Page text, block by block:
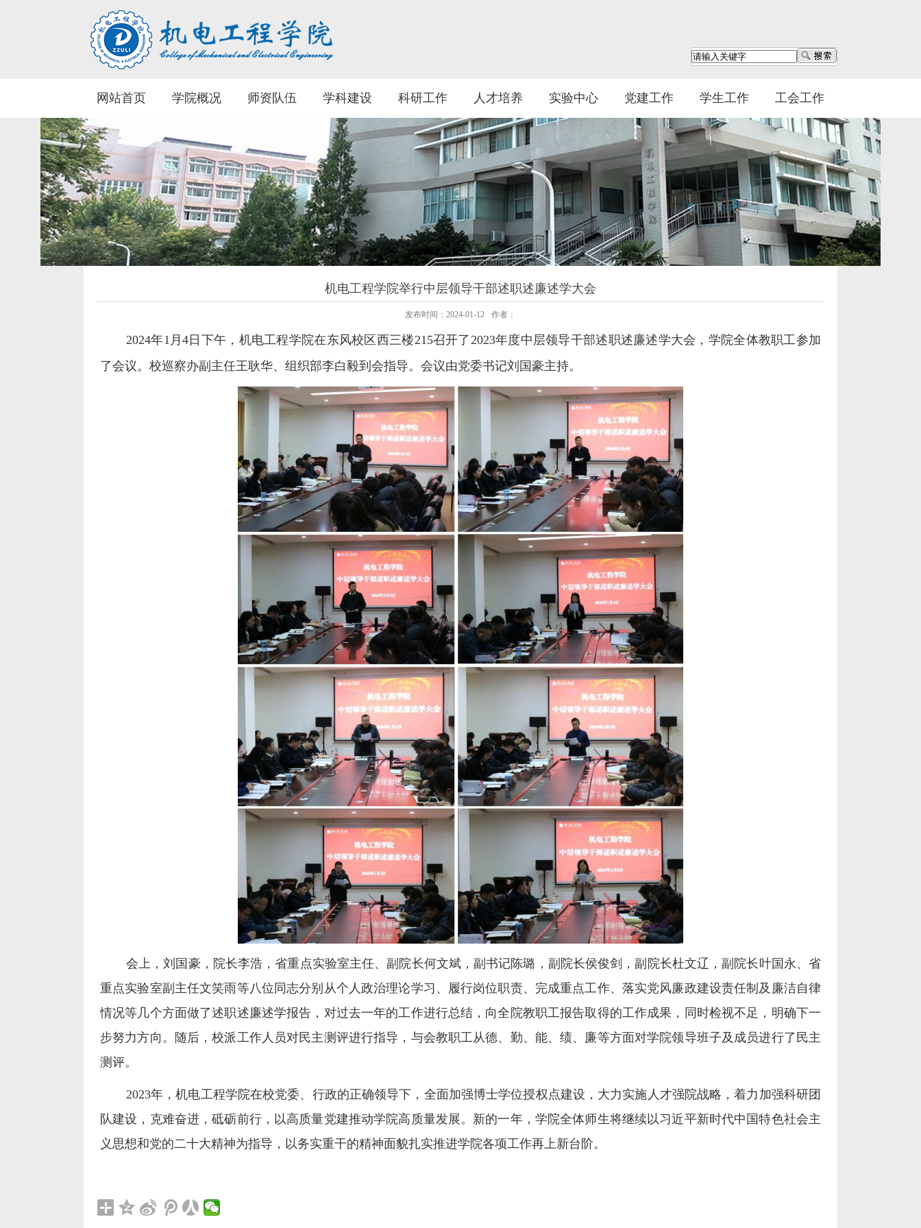
网站首页 学院概况 师资队伍 学科建设 科研工作 人才培养 实验中心 党建工作 学生工作 工会工作
机电工程学院举行中层领导干部述职述廉述学大会
发布时间：2024-01-12 作者：
2024年1 月4日下午，机电工程学院在东风校区西三楼215召开了 2023年度中层领导干部述职述廉述学大会，学院全体教职工参加
了会议。校巡察办副主任王耿华、组织部李白毅到会指导。会议由党委书记刘国豪主持。
会上，刘国豪，院长李浩，省重点实验室主任、副院长何文斌，副书记陈璐，副院长侯俊剑，副院长杜文辽，副院长叶国永、省
重点实验室副主任文笑雨等八位同志分别从个人政治理论学习、履行岗位职责、完成重点工作、落实党风廉政建设责任制及廉洁自律
情况等几个方面做了述职述廉述学报告，对过去一年的工作进行总结，向全院教职工报告取得的工作成果，同时检视不足，明确下一
步努力方向。随后，校派工作人员对民主测评进行指导，与会教职工从德、勤、能、绩、廉等方面对学院领导班子及成员进行了民主
测评。
2023年，机电工程学院在校党委、行政的正确领导下，全面加强博士学位授权点建设，大力实施人才强院战略，着力加强科研团
队建设，克难奋进，砥砺前行，以高质量党建推动学院高质量发展。新的一年，学院全体师生将继续以习近平新时代中国特色社会主
义思想和党的二十大精神为指导，以务实重干的精神面貌扎实推进学院各项工作再上新台阶。